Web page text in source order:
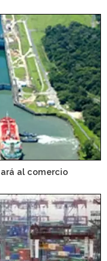
al comercio